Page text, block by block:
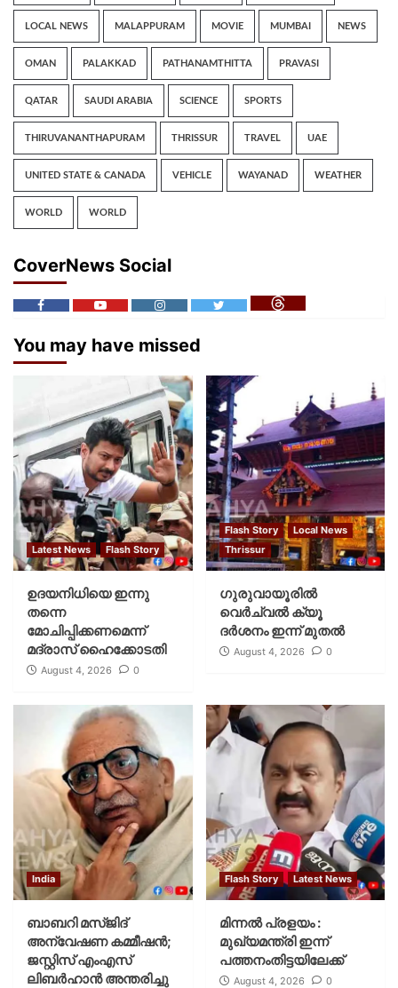
LOCAL NEWS MALAPPURAM MOVIE MUMBAI NEWS
OMAN PALAKKAD PATHANAMTHITTA PRAVASI
QATAR SAUDI ARABIA SCIENCE SPORTS
THIRUVANANTHAPURAM THRISSUR TRAVEL UAE
UNITED STATE & CANADA VEHICLE WAYANAD WEATHER
WORLD WORLD
CoverNews Social
You may have missed
Latest News Flash Story
ഉദയനിധിയെ ഇന്നു
തന്നെ
മോചിപ്പിക്കണമെന്ന്
മദ്രാസ് ഹൈക്കോടതി
August 4, 2026 0
Flash Story
Local News
Thrissur
ഗുരുവായൂരില്‍
വെര്‍ച്വല്‍ ക്യൂ
ദര്‍ശനം ഇന്ന് മുതല്‍
August 4, 2026 0
India
ബാബറി മസ്ജിദ്
അന്വേഷണ കമ്മീഷന്‍;
ജസ്റ്റിസ് എംഎസ്
ലിബര്‍ഹാന്‍ അന്തരിച്ചു
Flash Story Latest News
മിന്നല്‍ പ്രളയം :
മുഖ്യമന്ത്രി ഇന്ന്
പത്തനംതിട്ടയിലേക്ക്
August 4, 2026 0